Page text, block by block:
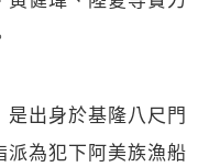
出身於基隆八尺門
為犯下阿美族漁船